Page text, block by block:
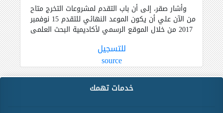
وأشار صقر، إلى أن باب التقدم لمشروعات التخرج متاح
من الآن علي أن يكون الموعد النهائي للتقدم 15 نوفمبر
2017 من خلال الموقع الرسمي لأكاديمية البحث العلمى
للتسجيل
source
خدمات تهمك